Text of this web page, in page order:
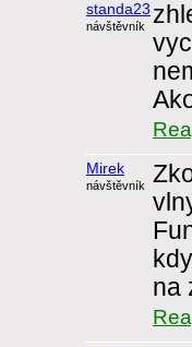
standa23
návštěvník
Mirek
návštěvník
na